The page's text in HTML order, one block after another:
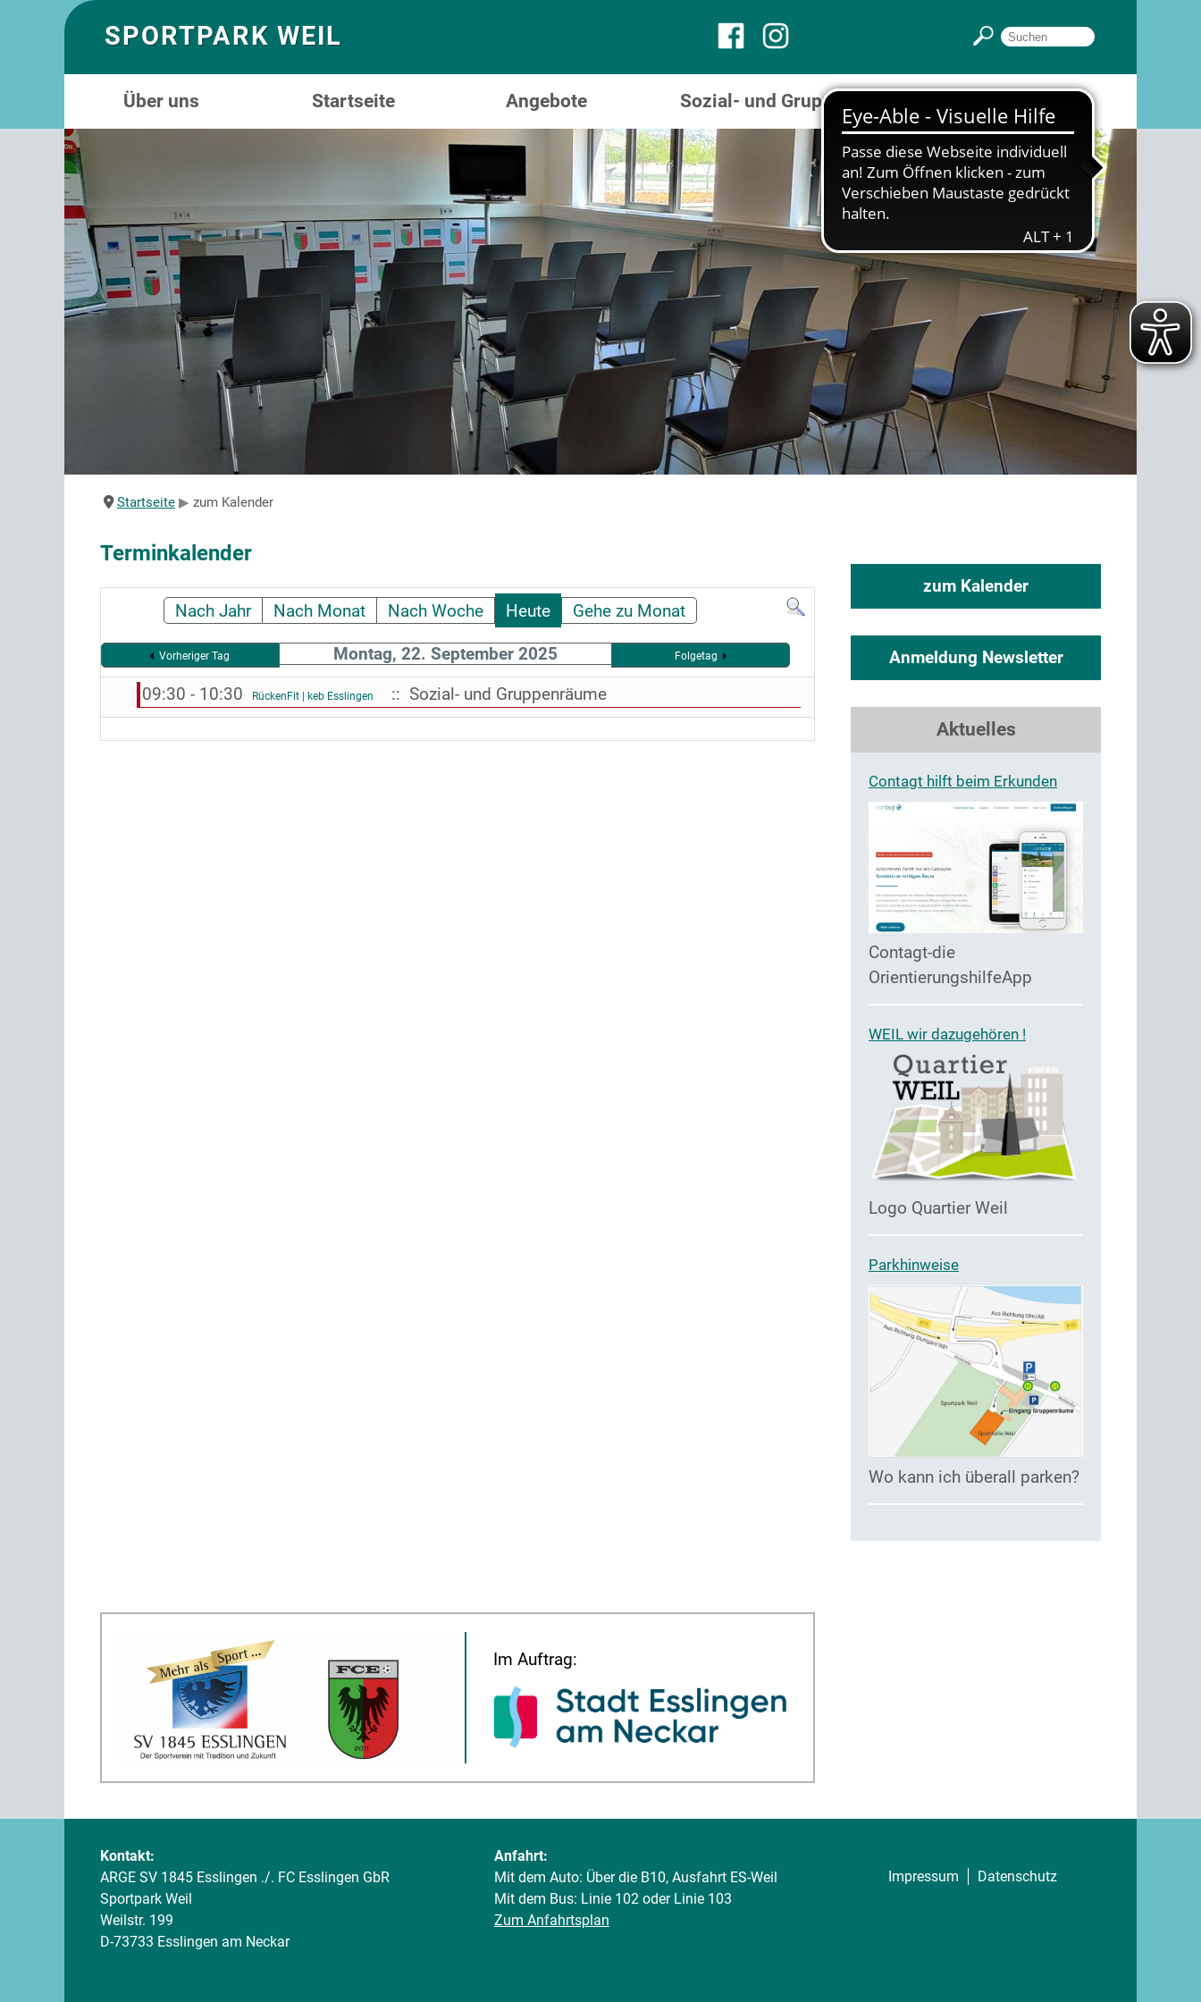
SPORTPARK WEIL
Über uns Startseite Angebote Sozial- und Gruppenräume
Startseite zum Kalender
Terminkalender
Nach Jahr Nach Monat Nach Woche Heute Gehe zu Monat
Vorheriger Tag Montag, 22. September 2025 Folgetag
09:30 - 10:30 RückenFit | keb Esslingen :: Sozial- und Gruppenräume
zum Kalender
Anmeldung Newsletter
Aktuelles
Contagt hilft beim Erkunden
Contagt-die
OrientierungshilfeApp
WEIL wir dazugehören !
Logo Quartier Weil
Parkhinweise
Wo kann ich überall parken?
Im Auftrag:
Kontakt:
ARGE SV 1845 Esslingen ./. FC Esslingen GbR
Sportpark Weil
Weilstr. 199
D-73733 Esslingen am Neckar
Anfahrt:
Mit dem Auto: Über die B10, Ausfahrt ES-Weil
Mit dem Bus: Linie 102 oder Linie 103
Zum Anfahrtsplan
Impressum Datenschutz